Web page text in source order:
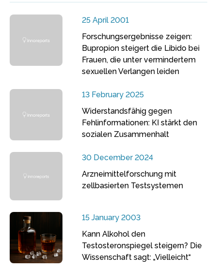
25 April 2001
Forschungsergebnisse zeigen:
Bupropion steigert die Libido bei
Frauen, die unter vermindertem
sexuellen Verlangen leiden
13 February 2025
Widerstandsfähig gegen
Fehlinformationen: KI stärkt den
sozialen Zusammenhalt
30 December 2024
Arzneimittelforschung mit
zellbasierten Testsystemen
15 January 2003
Kann Alkohol den
Testosteronspiegel steigern? Die
Wissenschaft sagt: „Vielleicht“